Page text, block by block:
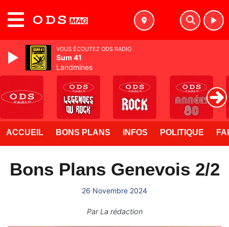
ACCUEIL BONS PLANS INFOS POLITIQUE
Bons Plans Genevois 2/2
26 Novembre 2024
ParLa rédaction
VOUS ÉCOUTEZ ODS RADIO
Sum 41
Landmines